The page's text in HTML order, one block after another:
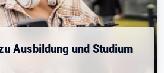
Ausbildung und Studium